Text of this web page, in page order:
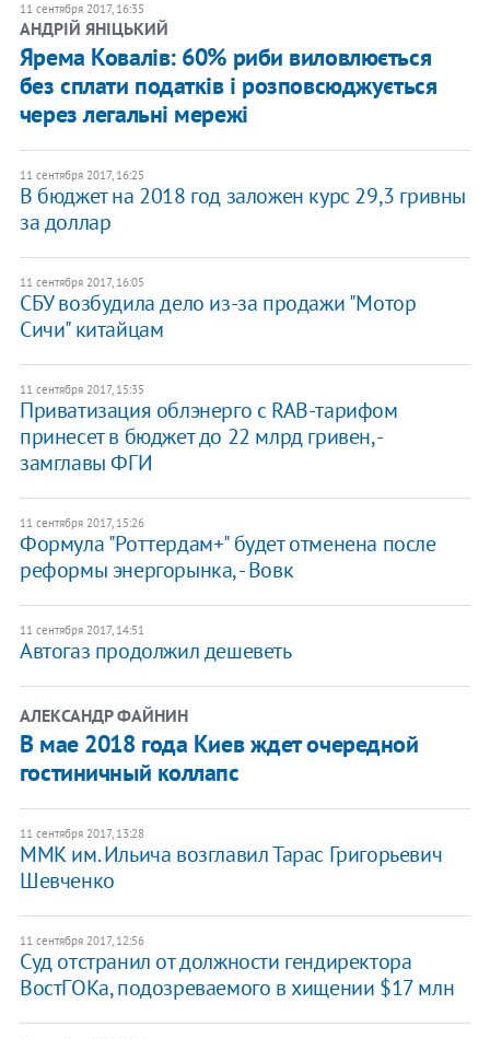
11 сентября 2017, 16:35
АНДРІЙ ЯНІЦЬКИЙ
Ярема Ковалів: 60% риби виловлюється
без сплати податків і розповсюджується
через легальні мережі
11 сентября 2017, 16:25
​В бюджет на 2018 год заложен курс 29,3 гривны
за доллар
11 сентября 2017, 16:05
СБУ возбудила дело из-за продажи "Мотор
Сичи" китайцам
11 сентября 2017, 15:35
Приватизация облэнерго с RAB-тарифом
принесет в бюджет до 22 млрд гривен, -
замглавы ФГИ
11 сентября 2017, 15:26
Формула "Роттердам+" будет отменена после
реформы энергорынка, - Вовк
11 сентября 2017, 14:51
Автогаз продолжил дешеветь
АЛЕКСАНДР ФАЙНИН
В мае 2018 года Киев ждет очередной
гостиничный коллапс
11 сентября 2017, 13:28
ММК им. Ильича возглавил Тарас Григорьевич
Шевченко
11 сентября 2017, 12:56
Суд отстранил от должности гендиректора
ВостГОКа, подозреваемого в хищении $17 млн